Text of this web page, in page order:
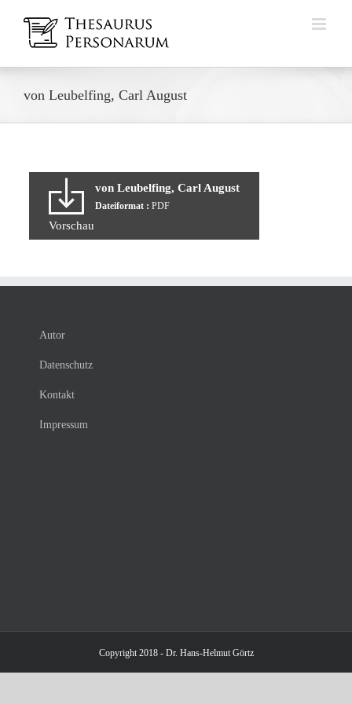
Inhalt
springen
von Leubelfing, Carl August
von Leubelfing, Carl August
Dateiformat : PDF
Vorschau
Autor
Datenschutz
Kontakt
Impressum
Copyright 2018 - Dr. Hans-Helmut Görtz